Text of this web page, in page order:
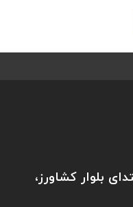
بلوار کشاورز،